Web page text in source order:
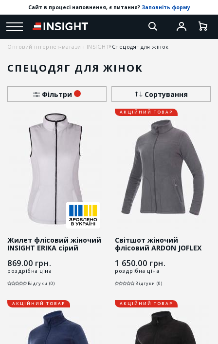
Сайт в процесі наповнення, є питання? Заповніть форму
Оптовий інтернет-магазин INSIGHT Спецодяг для жінок
СПЕЦОДЯГ ДЛЯ ЖІНОК
Фільтри Сортування
Жилет флісовий жіночий
INSIGHT ERIKA сірий
869.00 грн.
роздрібна ціна
Відгуки (0)
АКЦІЙНИЙ ТОВАР
Світшот жіночий
флісовий ARDON JOFLEX
1 650.00 грн.
роздрібна ціна
Відгуки (0)
АКЦІЙНИЙ ТОВАР АКЦІЙНИЙ ТОВАР